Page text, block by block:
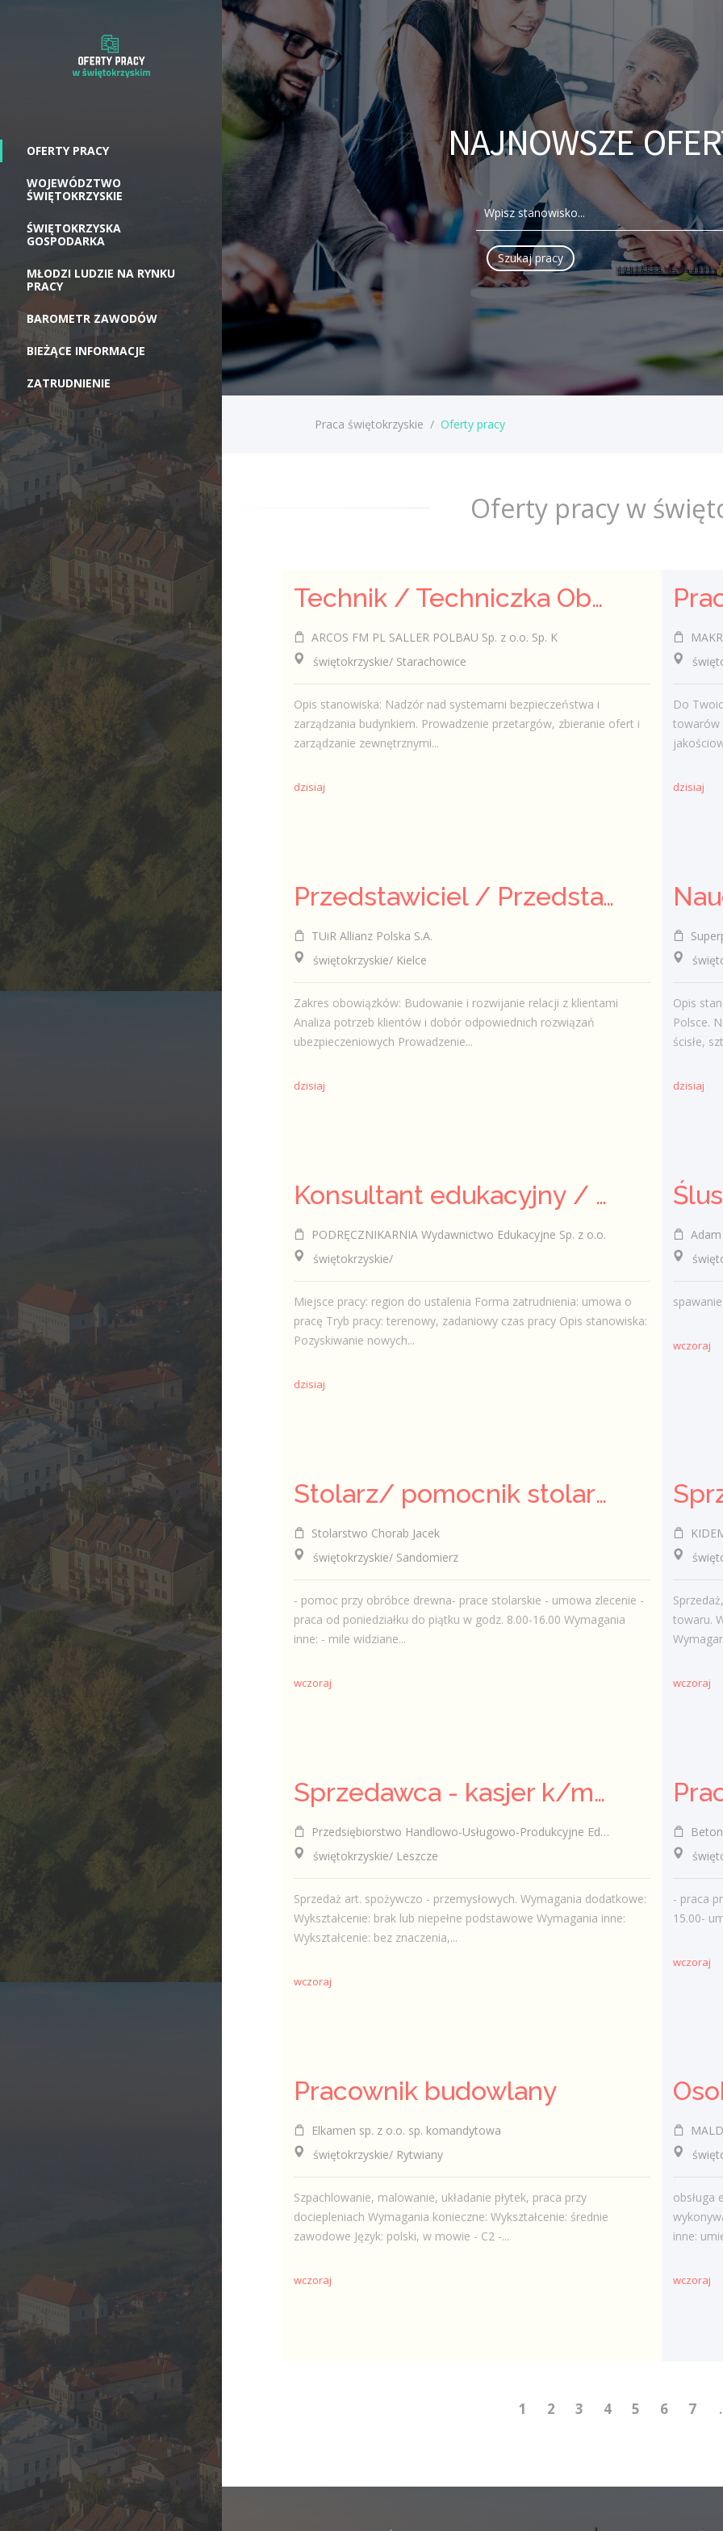
OFERTY PRACY
WOJEWÓDZTWO
ŚWIĘTOKRZYSKIE
ŚWIĘTOKRZYSKA
GOSPODARKA
MŁODZI LUDZIE NA RYNKU
PRACY
BAROMETR ZAWODÓW
BIEŻĄCE INFORMACJE
ZATRUDNIENIE
NAJNOWSZE
Praca świętokrzyskie / Oferty pracy
Oferty pracy w
Technik / Techniczka Obsługi Budynku
ARCOS FM PL SALLER POLBAU Sp. z o.o. Sp. K
świętokrzyskie/ Starachowice
Opis stanowiska: Nadzór nad systemami bezpieczeństwa i
zarządzania budynkiem. Prowadzenie przetargów, zbieranie ofert i
zarządzanie zewnętrznymi...
dzisiaj
Do
towarów
dzisiaj
Przedstawiciel / Przedstawicielka ds. sprzedaży ubezpieczeń majątkowych
TUiR Allianz Polska S.A.
świętokrzyskie/ Kielce
Zakres obowiązków: Budowanie i rozwijanie relacji z klientami
Analiza potrzeb klientów i dobór odpowiednich rozwiązań
ubezpieczeniowych Prowadzenie...
dzisiaj
Opis
Polsce.
ścisłe,
dzisiaj
Konsultant edukacyjny / Konsultantka edukacyjna
PODRĘCZNIKARNIA Wydawnictwo Edukacyjne Sp. z o.o.
świętokrzyskie/
Miejsce pracy: region do ustalenia Forma zatrudnienia: umowa o
pracę Tryb pracy: terenowy, zadaniowy czas pracy Opis stanowiska:
Pozyskiwanie nowych...
dzisiaj
Adam
wczoraj
Stolarz/ pomocnik stolarza (k/.m)
Stolarstwo Chorab Jacek
świętokrzyskie/ Sandomierz
- pomoc przy obróbce drewna- prace stolarskie - umowa zlecenie -
praca od poniedziałku do piątku w godz. 8.00-16.00 Wymagania
inne: - mile widziane...
wczoraj
towaru.
wczoraj
Sprzedawca - kasjer k/m/inni
Przedsiębiorstwo Handlowo-Usługowo-Produkcyjne Edward Kasza
świętokrzyskie/ Leszcze
Sprzedaż art. spożywczo - przemysłowych. Wymagania dodatkowe:
Wykształcenie: brak lub niepełne podstawowe Wymagania inne:
Wykształcenie: bez znaczenia,...
wczoraj
- praca
15.00-
wczoraj
Pracownik budowlany
Elkamen sp. z o.o. sp. komandytowa
świętokrzyskie/ Rytwiany
Szpachlowanie, malowanie, układanie płytek, praca przy
dociepleniach Wymagania konieczne: Wykształcenie: średnie
zawodowe Język: polski, w mowie - C2 -...
wczoraj
obsługa
inne:
wczoraj
1 2 3 4 5 6 7